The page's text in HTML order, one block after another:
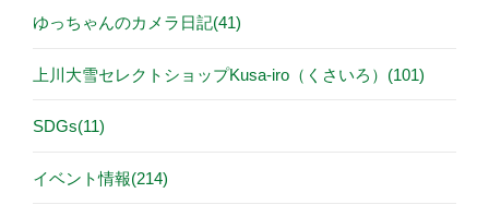
ゆっちゃんのカメラ日記(41)
上川大雪セレクトショップKusa-iro（くさいろ）(101)
SDGs(11)
イベント情報(214)